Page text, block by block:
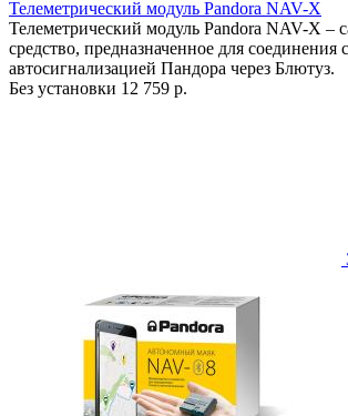
Телеметрический модуль Pandora NAV-X
Телеметрический модуль Pandora NAV-X –
средство, предназначенное для соединения с
автосигнализацией Пандора через Блютуз.
Без установки 12 759 р.